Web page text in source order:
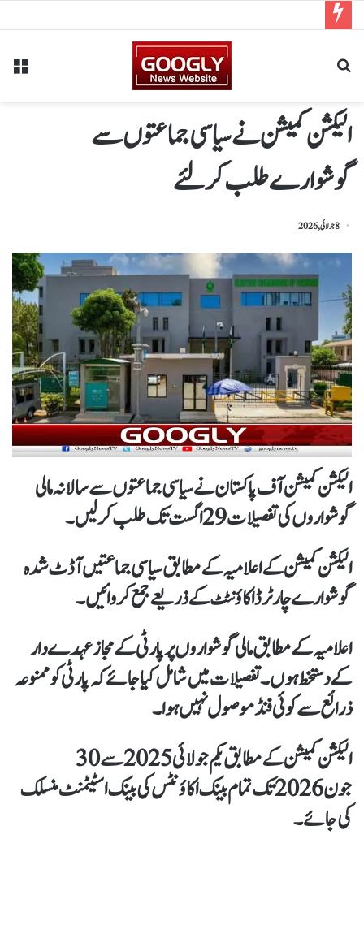
الیکشن کمیشن نے سیاسی جماعتوں سے
گوشوارےطلب کرلئے
8 جولائی, 2026
الیکشن کمیشن آف پاکستان نے سیاسی جماعتوں سے سالانہ مالی
گوشواروں کی تفصیلات 29 اگست تک طلب کرلیں۔
الیکشن کمیشن کے اعلامیہ کے مطابق سیاسی جماعتیں آڈٹ شدہ
گوشوارے چارٹرڈ اکاؤنٹٹ کے ذریعے جمع کروائیں۔
اعلامیہ کے مطابق مالی گوشواروں پر پارٹی کے مجاز عہدے دار
کے دستخط ہوں۔ تفصیلات میں شامل کیا جائے کہ پارٹی کو ممنوعہ
ذرائع سے کوئی فنڈ موصول نہیں ہوا۔
الیکشن کمیشن کے مطابق یکم جولائی2025 سے 30
جون 2026 تک تمام بینک اکاؤنٹس کی بینک اسٹیٹمنٹ منسلک
کی جائے۔